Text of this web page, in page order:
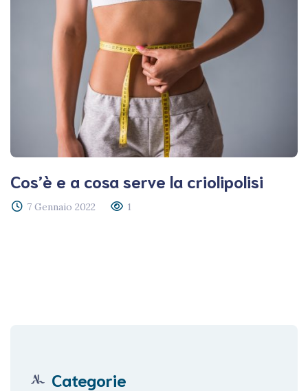
Cos’è e a cosa serve la criolipolisi
7 Gennaio 2022 1
Categorie